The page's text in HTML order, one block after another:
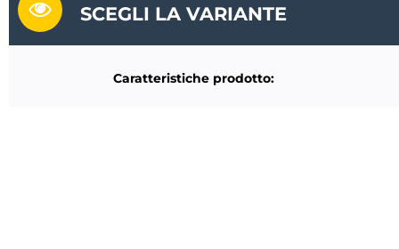
SCEGLI LA VARIANTE
Caratteristiche prodotto: